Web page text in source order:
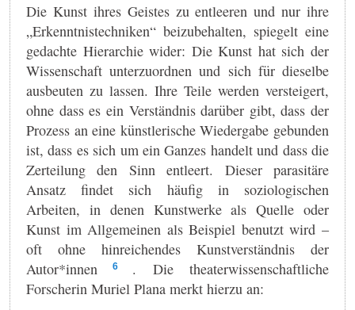
Die Kunst ihres Geistes zu entleeren und nur ihre
„Erkenntnistechniken“ beizubehalten, spiegelt eine
gedachte Hierarchie wider: Die Kunst hat sich der
Wissenschaft unterzuordnen und sich für dieselbe
ausbeuten zu lassen. Ihre Teile werden versteigert,
ohne dass es ein Verständnis darüber gibt, dass der
Prozess an eine künstlerische Wiedergabe gebunden
ist, dass es sich um ein Ganzes handelt und dass die
Zerteilung den Sinn entleert. Dieser parasitäre
Ansatz findet sich häufig in soziologischen
Arbeiten, in denen Kunstwerke als Quelle oder
Kunst im Allgemeinen als Beispiel benutzt wird –
oft ohne hinreichendes Kunstverständnis der
Autor*innen 6 . Die theaterwissenschaftliche
Forscherin Muriel Plana merkt hierzu an: